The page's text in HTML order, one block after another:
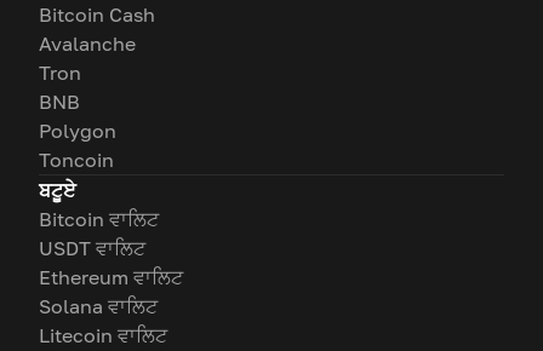
Bitcoin Cash
Avalanche
Tron
BNB
Polygon
Toncoin
ਬਟੂਏ
Bitcoin ਵਾਲਿਟ
USDT ਵਾਲਿਟ
Ethereum ਵਾਲਿਟ
Solana ਵਾਲਿਟ
Litecoin ਵਾਲਿਟ